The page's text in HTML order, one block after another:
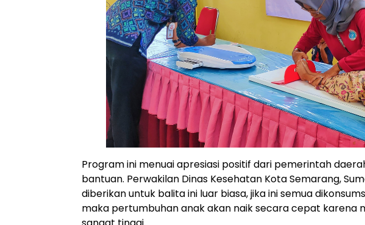
Program ini menuai apresiasi positif dari pemerintah
bantuan. Perwakilan Dinas Kesehatan Kota Semarang,
diberikan untuk balita ini luar biasa, jika ini semua
maka pertumbuhan anak akan naik secara cepat karena